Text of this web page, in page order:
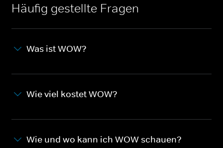
Häufig gestellte Fragen
Was ist WOW?
Wie viel kostet WOW?
Wie und wo kann ich WOW schauen?